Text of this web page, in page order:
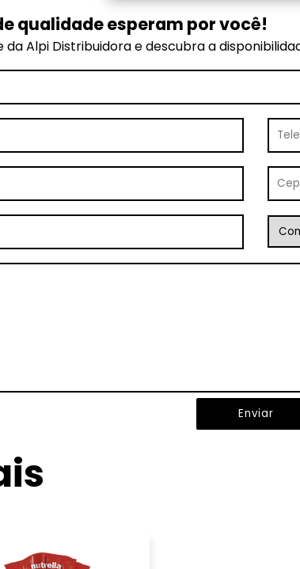
qualidade esperam por você!
Alpi Distribuidora e descubra a
Enviar